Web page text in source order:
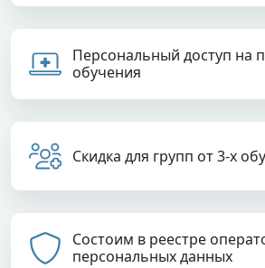
Персональный доступ на
обучения
Скидка для групп от 3-х
Состоим в реестре
персональных данных